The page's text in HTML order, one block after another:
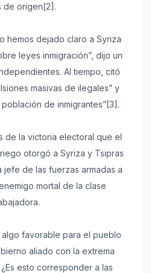
de origen[2].
hemos dejado claro a Syriza
leyes inmigración”, dijo un
Al tiempo, citó
masivas de ilegales” y
de inmigrantes”[3].
de la victoria electoral que el
otorgó a Syriza y Tsipras
jefe de las fuerzas armadas a
mortal de la clase
favorable para el pueblo
aliado con la extrema
esto corresponder a las